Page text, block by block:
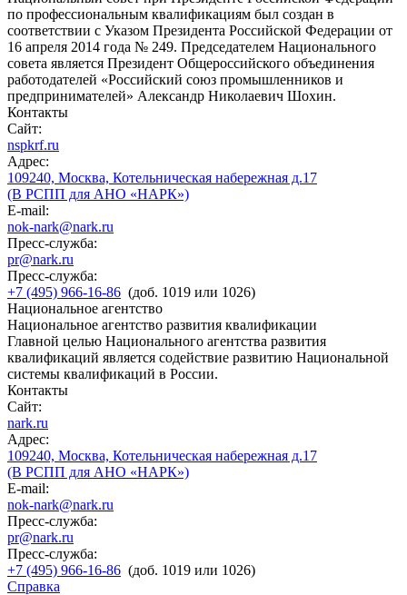
по профессиональным квалификациям был создан в
соответствии с Указом Президента Российской Федерации от
16 апреля 2014 года № 249. Председателем Национального
совета является Президент Общероссийского объединения
работодателей «Российский союз промышленников и
предпринимателей» Александр Николаевич Шохин.
Контакты
Сайт:
nspkrf.ru
Адрес:
109240, Москва, Котельническая набережная д.17
(В РСПП для АНО «НАРК»)
E-mail:
nok-nark@nark.ru
Пресс-служба:
pr@nark.ru
Пресс-служба:
+7 (495) 966-16-86 (доб. 1019 или 1026)
Национальное агентство
Национальное агентство развития квалификации
Главной целью Национального агентства развития
квалификаций является содействие развитию Национальной
системы квалификаций в России.
Контакты
Сайт:
nark.ru
Адрес:
109240, Москва, Котельническая набережная д.17
(В РСПП для АНО «НАРК»)
E-mail:
nok-nark@nark.ru
Пресс-служба:
pr@nark.ru
Пресс-служба:
+7 (495) 966-16-86 (доб. 1019 или 1026)
Справка